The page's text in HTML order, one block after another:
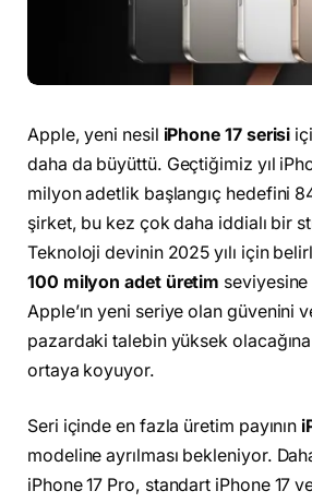
Apple, yeni nesil iPhone 17 serisi
daha da büyüttü. Geçtiğimiz yıl
milyon adetlik başlangıç hedefini
şirket, bu kez çok daha iddialı bir
Teknoloji devinin 2025 yılı için
100 milyon adet üretim seviyesine
Apple’ın yeni seriye olan güvenini
pazardaki talebin yüksek
ortaya koyuyor.
Seri içinde en fazla üretim payının
modeline ayrılması bekleniyor.
iPhone 17 Pro, standart iPhone 17